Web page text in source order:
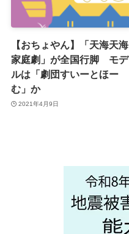
【おちょやん】「天海天海
家庭劇」が全国行脚 モデ
ルは「劇団すいーとほー
む」か
2021年4月9日